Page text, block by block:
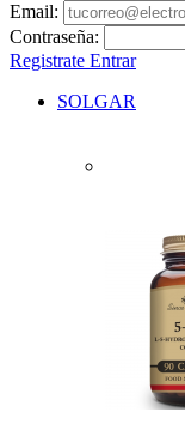
Email:
Contraseña:
Registrate Entrar
SOLGAR